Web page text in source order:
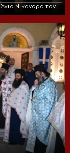
Νικάνορα τον